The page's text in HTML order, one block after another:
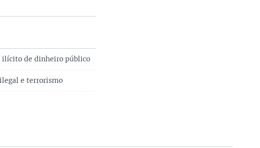
ilícito de dinheiro público
e terrorismo